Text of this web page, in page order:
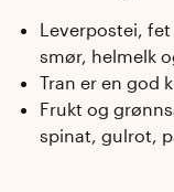
Leverpostei,
smør, helmelk
Tran er en god
Frukt og
spinat, gulrot,